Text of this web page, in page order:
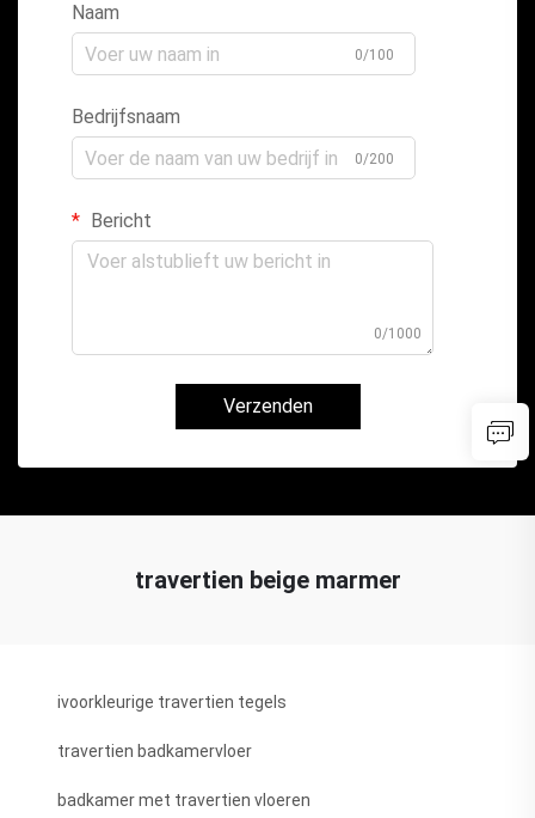
Naam
0/100
Bedrijfsnaam
0/200
Bericht
0/1000
Verzenden
travertien beige marmer
ivoorkleurige travertien tegels
travertien badkamervloer
badkamer met travertien vloeren